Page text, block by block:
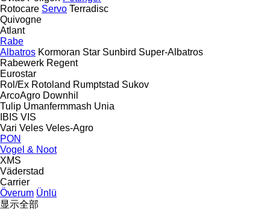
Rotocare Servo Terradisc
Quivogne
Atlant
Rabe
Albatros Kormoran Star Sunbird Super-Albatros
Rabewerk Regent
Eurostar
Rol/Ex Rotoland Rumptstad Sukov
ArcoAgro Downhil
Tulip Umanfermmash Unia
IBIS VIS
Vari Veles Veles-Agro
PON
Vogel & Noot
XMS
Väderstad
Carrier
Överum Ünlü
显示全部